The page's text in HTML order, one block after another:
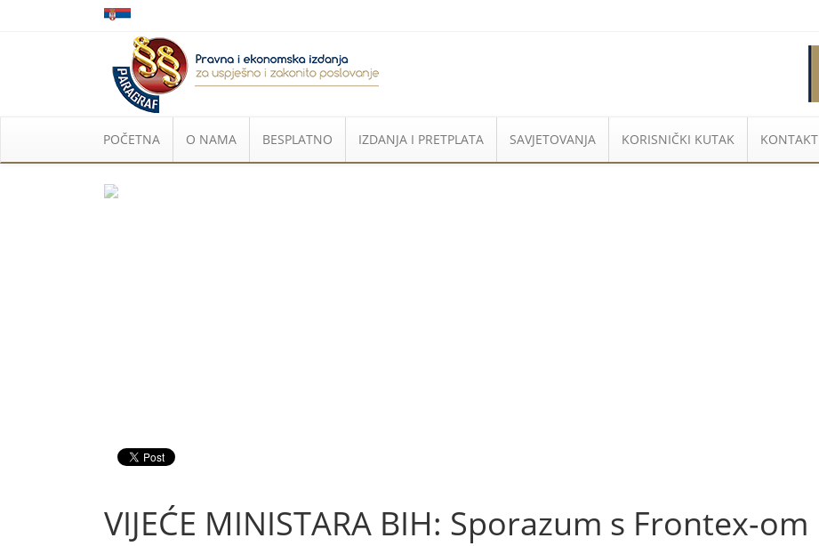
POČETNA O NAMA BESPLATNO IZDANJA I PRETPLATA SAVJETOVANJA KORISNIČKI KUTAK KONTAKT
VIJEĆE MINISTARA BIH: Sporazum s Frontex-om